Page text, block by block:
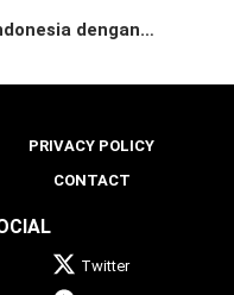
dengan…
PRIVACY POLICY
CONTACT
Twitter